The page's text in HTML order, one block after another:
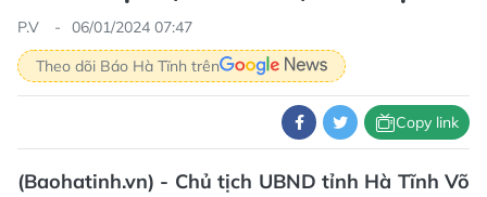
P.V
06/01/2024 07:47
Theo dõi Báo Hà Tĩnh trên
Copy link
(Baohatinh.vn) - Chủ tịch UBND tỉnh Hà Tĩnh Võ